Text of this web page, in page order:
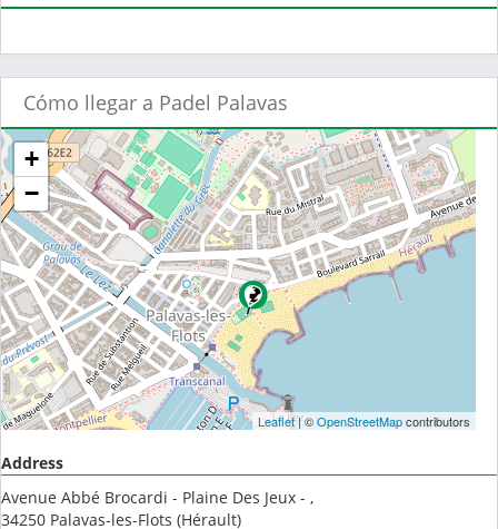
Cómo llegar a Padel Palavas
+
−
Leaflet| ©OpenStreetMapcontributors
Address
Avenue Abbé Brocardi - Plaine Des Jeux - ,
34250 Palavas-les-Flots (Hérault)